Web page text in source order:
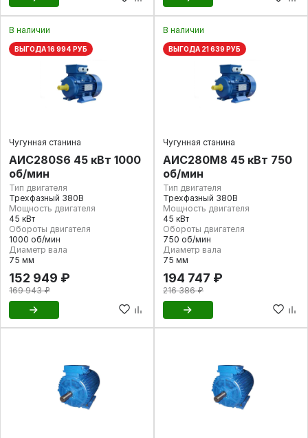
В наличии
ВЫГОДА 16 994 РУБ
Чугунная станина
АИС280S6 45 кВт 1000
об/мин
Тип двигателя
Трехфазный 380В
Мощность двигателя
45 кВт
Обороты двигателя
1000 об/мин
Диаметр вала
75 мм
152 949 ₽
169 943 ₽
В наличии
ВЫГОДА 21 639 РУБ
Чугунная станина
АИС280М8 45 кВт 750
об/мин
Тип двигателя
Трехфазный 380В
Мощность двигателя
45 кВт
Обороты двигателя
750 об/мин
Диаметр вала
75 мм
194 747 ₽
216 386 ₽